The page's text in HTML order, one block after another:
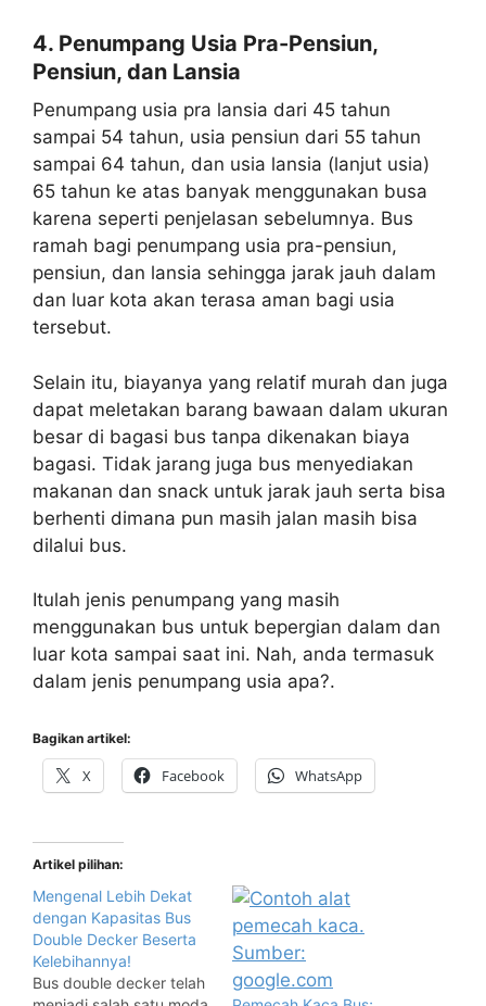
4. Penumpang Usia Pra-Pensiun,
Pensiun, dan Lansia
Penumpang usia pra lansia dari 45 tahun
sampai 54 tahun, usia pensiun dari 55 tahun
sampai 64 tahun, dan usia lansia (lanjut usia)
65 tahun ke atas banyak menggunakan busa
karena seperti penjelasan sebelumnya. Bus
ramah bagi penumpang usia pra-pensiun,
pensiun, dan lansia sehingga jarak jauh dalam
dan luar kota akan terasa aman bagi usia
tersebut.
Selain itu, biayanya yang relatif murah dan juga
dapat meletakan barang bawaan dalam ukuran
besar di bagasi bus tanpa dikenakan biaya
bagasi. Tidak jarang juga bus menyediakan
makanan dan snack untuk jarak jauh serta bisa
berhenti dimana pun masih jalan masih bisa
dilalui bus.
Itulah jenis penumpang yang masih
menggunakan bus untuk bepergian dalam dan
luar kota sampai saat ini. Nah, anda termasuk
dalam jenis penumpang usia apa?.
Bagikan artikel:
X Facebook WhatsApp
Artikel pilihan:
Mengenal Lebih Dekat
dengan Kapasitas Bus
Double Decker Beserta
Kelebihannya!
Bus double decker telah